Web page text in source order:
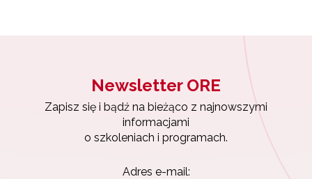
Newsletter ORE
Zapisz się i bądź na bieżąco z najnowszymi
informacjami
o szkoleniach i programach.
Adres e-mail: